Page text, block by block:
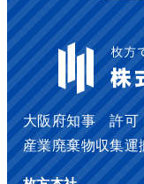
大阪府知事 許可
産業廃棄物収集